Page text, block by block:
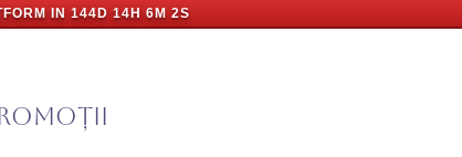
IN 144D 14H 6M 1S